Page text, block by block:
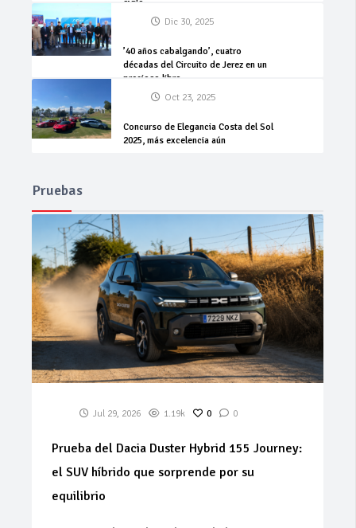
siglo
Dic 30, 2025
’40 años cabalgando’, cuatro
décadas del Circuito de Jerez en un
precioso libro
Oct 23, 2025
Concurso de Elegancia Costa del Sol
2025, más excelencia aún
Pruebas
Jul 29, 2026 1.19k 0 0
Prueba del Dacia Duster Hybrid 155 Journey:
el SUV híbrido que sorprende por su
equilibrio